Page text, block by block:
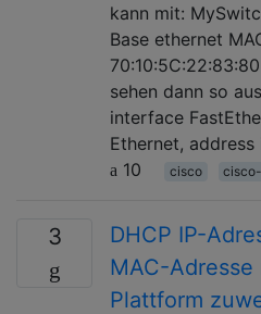
kann mit:
Base ethernet
sehen dann so
interface
Ethernet,
10
cisco
3
DHCP IP-
MAC-
Plattform